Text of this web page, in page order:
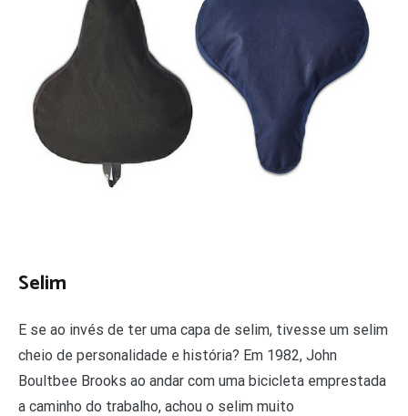
Selim
E se ao invés de ter uma capa de selim, tivesse um selim
cheio de personalidade e história? Em 1982, John
Boultbee Brooks ao andar com uma bicicleta emprestada
a caminho do trabalho, achou o selim muito